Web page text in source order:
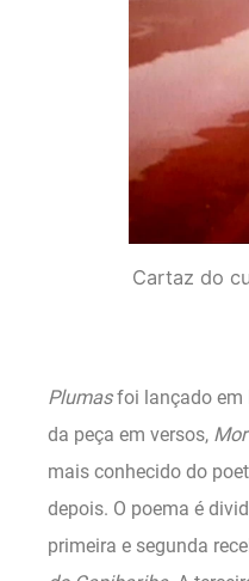
Cartaz do
Plumasfoi lançado em
da peça em versos,
mais conhecido do
depois. O poema é
primeira e segunda